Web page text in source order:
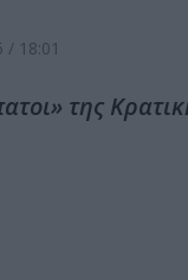
/ 18:01
της